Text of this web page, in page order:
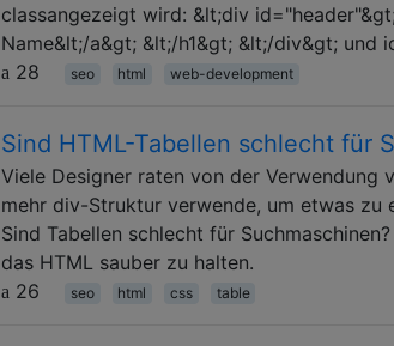
classangezeigt wird: &lt;div
Name&lt;/a&gt; &lt;/h1&gt; &lt;/div&gt; und
28
seo html web-development
Sind HTML-Tabellen schlecht für
Viele Designer raten von der Verwendung
mehr div-Struktur verwende, um etwas zu
Sind Tabellen schlecht für
das HTML sauber zu halten.
26
seo html css table